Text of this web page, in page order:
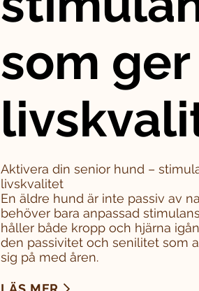
som ger
Aktivera din senior hund –
livskvalitet
En äldre hund är inte passiv av
behöver bara anpassad
håller både kropp och hjärna
den passivitet och senilitet som
sig på med åren.